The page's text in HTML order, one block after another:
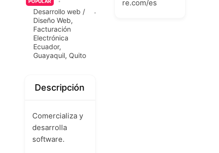
POPULAR
Desarrollo web /
Diseño Web,
Facturación
Electrónica
Ecuador,
Guayaquil, Quito
Descripción
Comercializa y
desarrolla
software.
re.com/es